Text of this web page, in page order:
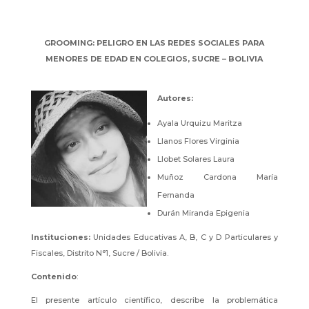
GROOMING: PELIGRO EN LAS REDES SOCIALES PARA
MENORES DE EDAD EN COLEGIOS, SUCRE – BOLIVIA
Autores:
Ayala Urquizu Maritza
Llanos Flores Virginia
Llobet Solares Laura
Muñoz Cardona María
Fernanda
Durán Miranda Epigenia
Instituciones: Unidades Educativas A, B, C y D Particulares y
Fiscales, Distrito N°1, Sucre / Bolivia.
Contenido:
El presente artículo científico, describe la problemática